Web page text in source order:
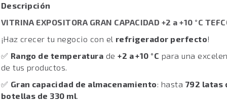
Descripción
VITRINA EXPOSITORA GRAN CAPACIDAD +2 a +10 °C
¡Haz crecer tu negocio con el refrigerador perfecto!
✅ Rango de temperatura de+2 a +10 °C para una
de tus productos.
✅ Gran capacidad de almacenamiento: hasta 792 latas
botellas de 330 ml.